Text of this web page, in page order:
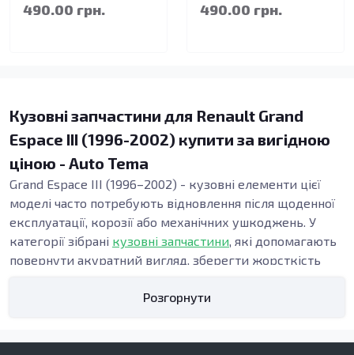
490.00 грн. 490.00 грн.
Кузовні запчастини для Renault Grand
Espace III (1996-2002) купити за вигідною
ціною - Auto Tema
Grand Espace III (1996–2002) - кузовні елементи цієї
моделі часто потребують відновлення після щоденної
експлуатації, корозії або механічних ушкоджень. У
категорії зібрані кузовні запчастини, які допомагають
повернути акуратний вигляд, зберегти жорсткість
панелей важлива під час ремонту кузова, адже від неї
Розгорнути